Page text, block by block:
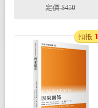
定價 $450
扣抵 1